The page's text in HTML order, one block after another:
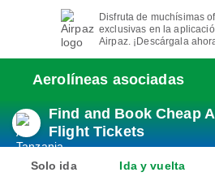
Disfruta de muchísimas
exclusivas en la
Airpaz. ¡Descárgala
Aerolíneas asociadas
Find and Book Cheap
Flight Tickets
Solo ida Ida y vuelta